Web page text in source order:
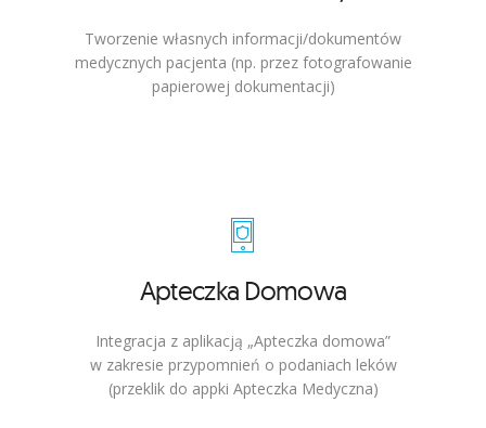
Tworzenie własnych informacji/dokumentów
medycznych pacjenta (np. przez fotografowanie
papierowej dokumentacji)
Apteczka Domowa
Integracja z aplikacją „Apteczka domowa”
w zakresie przypomnień o podaniach leków
(przeklik do appki Apteczka Medyczna)